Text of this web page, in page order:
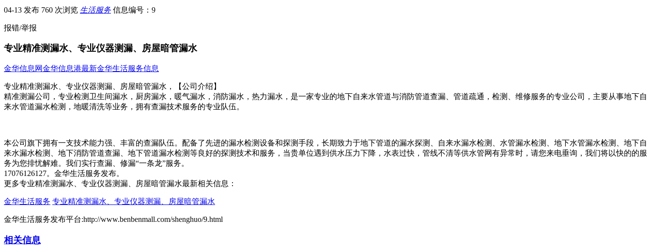
04-13 发布 760 次浏览 生活服务 信息编号：9
报错/举报
专业精准测漏水、专业仪器测漏、房屋暗管漏水
金华信息网金华信息港最新金华生活服务信息
专业精准测漏水、专业仪器测漏、房屋暗管漏水，【公司介绍】
精准测漏公司，专业检测卫生间漏水，厨房漏水，暖气漏水，消防漏水，热力漏水，是一家专业的地下自来水管道与消防管道查漏、管道疏通，检测、维修服务的专业公司，主要从事地下自
来水管道漏水检测，地暖清洗等业务，拥有查漏技术服务的专业队伍。
本公司旗下拥有一支技术能力强、丰富的查漏队伍。配备了先进的漏水检测设备和探测手段，长期致力于地下管道的漏水探测、自来水漏水检测、水管漏水检测、地下水管漏水检测、地下自
来水漏水检测、地下消防管道查漏、地下管道漏水检测等良好的探测技术和服务，当贵单位遇到供水压力下降，水表过快，管线不清等供水管网有异常时，请您来电垂询，我们将以快的的服
务为您排忧解难。我们实行查漏、修漏“一条龙”服务。
17076126127。金华生活服务发布。
更多专业精准测漏水、专业仪器测漏、房屋暗管漏水最新相关信息：
金华生活服务 专业精准测漏水、专业仪器测漏、房屋暗管漏水
金华生活服务发布平台:http://www.benbenmall.com/shenghuo/9.html
相关信息